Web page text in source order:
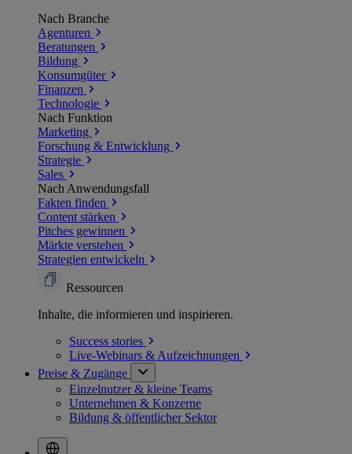
Nach Branche
Agenturen
Beratungen
Bildung
Konsumgüter
Finanzen
Technologie
Nach Funktion
Marketing
Forschung & Entwicklung
Strategie
Sales
Nach Anwendungsfall
Fakten finden
Content stärken
Pitches gewinnen
Märkte verstehen
Strategien entwickeln
Ressourcen
Inhalte, die informieren und inspirieren.
Success stories
Live-Webinars & Aufzeichnungen
Preise & Zugänge
Einzelnutzer & kleine Teams
Unternehmen & Konzerne
Bildung & öffentlicher Sektor